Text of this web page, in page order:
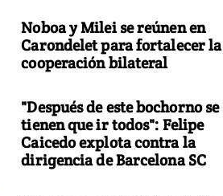
Noboa y Milei se reúnen en
Carondelet para fortalecer la
cooperación bilateral
"Después de este bochorno se
tienen que ir todos": Felipe
Caicedo explota contra la
dirigencia de Barcelona SC